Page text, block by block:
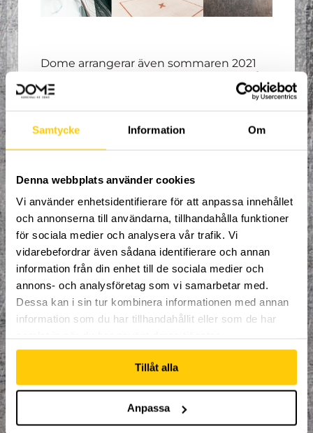
Samtycke Information Om
Denna webbplats använder cookies
Vi använder enhetsidentifierare för att anpassa innehållet
och annonserna till användarna, tillhandahålla funktioner
för sociala medier och analysera vår trafik. Vi
vidarebefordrar även sådana identifierare och annan
information från din enhet till de sociala medier och
annons- och analysföretag som vi samarbetar med.
Dessa kan i sin tur kombinera informationen med annan
information som du har tillhandahållit eller som de har
Tillåt alla
Anpassa
Dome arrangerar även sommaren 2021
träning, mat mm måndag-fredag (V.25
endast mån-tor) 9.30-16.30. Här kan du
utbildade ledare inom varje inriktning.
och Multiinriktning där du får pröva olika
saker.
Detta ingår i campet:
Mat och dryck
Lån av utrustning
Organiserad och spontan
träning
1st Keps
Har du årskort? Då betalar du endast
945:- (Välj då betala på plats och visa upp
årskort i kassan när du betalar.)